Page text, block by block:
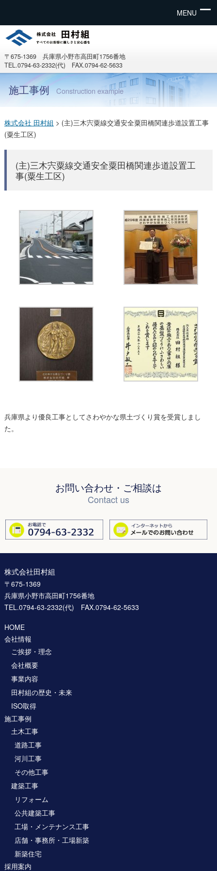
MENU
〒675-1369 兵庫県小野市高田町1756番地
TEL.0794-63-2332(代) FAX.0794-62-5633
施工事例 Construction example
株式会社 田村組 > (主)三木宍粟線交通安全粟田橋関連歩道設置工事
(粟生工区)
(主)三木宍粟線交通安全粟田橋関連歩道設置工
事(粟生工区)
兵庫県より優良工事としてさわやかな県土づくり賞を受賞しまし
た。
お問い合わせ・ご相談は
Contact us
株式会社田村組
〒675-1369
兵庫県小野市高田町1756番地
TEL.0794-63-2332(代) FAX.0794-62-5633
HOME
会社情報
ご挨拶・理念
会社概要
事業内容
田村組の歴史・未来
ISO取得
施工事例
土木工事
道路工事
河川工事
その他工事
建築工事
リフォーム
公共建築工事
工場・メンテナンス工事
店舗・事務所・工場新築
新築住宅
採用案内